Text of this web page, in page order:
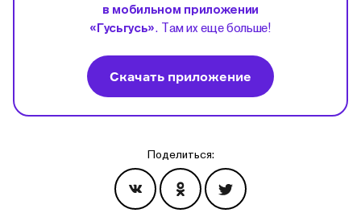
в мобильном приложении
«Гусьгусь». Там их еще больше!
Скачать приложение
Поделиться: